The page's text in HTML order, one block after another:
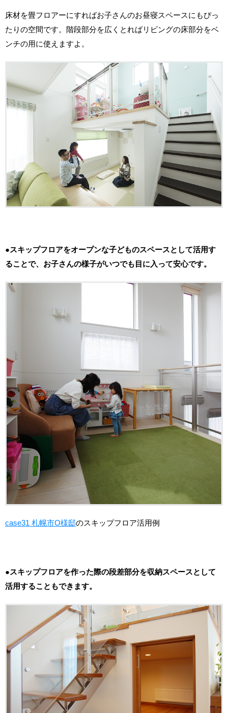
床材を畳フロアーにすればお子さんのお昼寝スペースにもぴっ
たりの空間です。階段部分を広くとればリビングの床部分をベ
ンチの用に使えますよ。
●スキップフロアをオープンな子どものスペースとして活用す
ることで、お子さんの様子がいつでも目に入って安心です。
case31 札幌市O様邸のスキップフロア活用例
●スキップフロアを作った際の段差部分を収納スペースとして
活用することもできます。